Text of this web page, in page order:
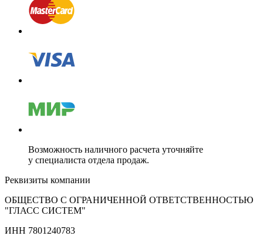
Возможность наличного расчета уточняйте
у специалиста отдела продаж.
Реквизиты компании
ОБЩЕСТВО С ОГРАНИЧЕННОЙ ОТВЕТСТВЕННОСТЬЮ
"ГЛАСС СИСТЕМ"
ИНН 7801240783